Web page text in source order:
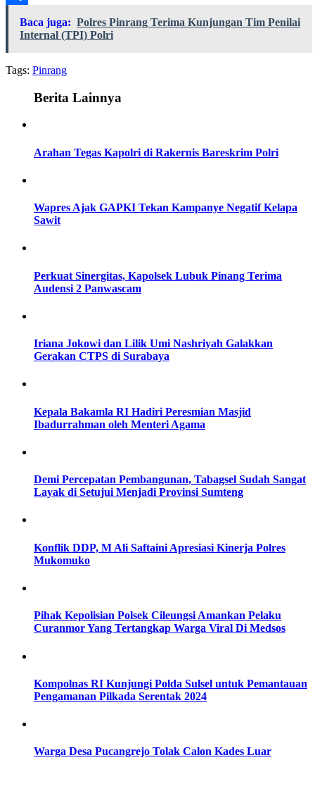
Share
Baca juga: Polres Pinrang Terima Kunjungan Tim Penilai
Internal (TPI) Polri
Tags: Pinrang
Berita Lainnya
Arahan Tegas Kapolri di Rakernis Bareskrim Polri
Wapres Ajak GAPKI Tekan Kampanye Negatif Kelapa
Sawit
Perkuat Sinergitas, Kapolsek Lubuk Pinang Terima
Audensi 2 Panwascam
Iriana Jokowi dan Lilik Umi Nashriyah Galakkan
Gerakan CTPS di Surabaya
Kepala Bakamla RI Hadiri Peresmian Masjid
Ibadurrahman oleh Menteri Agama
Demi Percepatan Pembangunan, Tabagsel Sudah Sangat
Layak di Setujui Menjadi Provinsi Sumteng
Konflik DDP, M Ali Saftaini Apresiasi Kinerja Polres
Mukomuko
Pihak Kepolisian Polsek Cileungsi Amankan Pelaku
Curanmor Yang Tertangkap Warga Viral Di Medsos
Kompolnas RI Kunjungi Polda Sulsel untuk Pemantauan
Pengamanan Pilkada Serentak 2024
Warga Desa Pucangrejo Tolak Calon Kades Luar